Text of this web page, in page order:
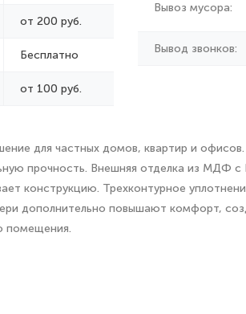
от 200 руб.
Бесплатно
от 100 руб.
Вывоз мусора:
Вывод звонков:
для частных домов, квартир и
прочность. Внешняя отделка из МДФ
конструкцию. Трехконтурное
дополнительно повышают комфорт,
помещения.